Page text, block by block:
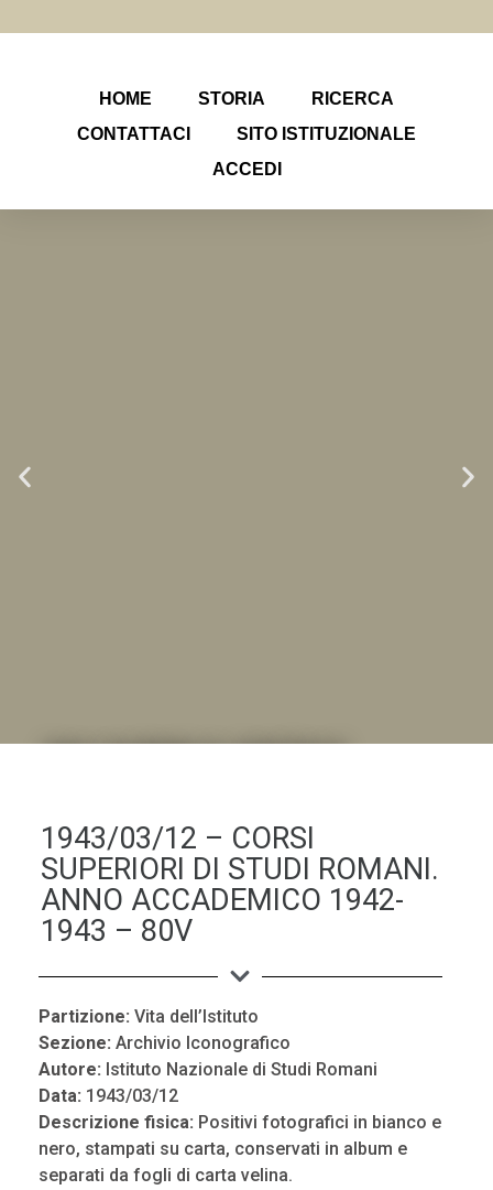
HOME STORIA
RICERCA
CONTATTACI
SITO ISTITUZIONALE
ACCEDI
1943/03/12 – CORSI
SUPERIORI DI STUDI ROMANI.
ANNO ACCADEMICO 1942-
1943 – 80V
Partizione: Vita dell’Istituto
Sezione: Archivio Iconografico
Autore: Istituto Nazionale di Studi Romani
Data: 1943/03/12
Descrizione fisica: Positivi fotografici in bianco e
nero, stampati su carta, conservati in album e
separati da fogli di carta velina.